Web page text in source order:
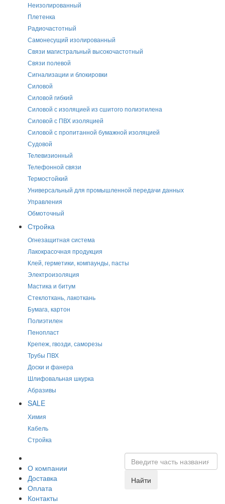
Неизолированный
Плетенка
Радиочастотный
Самонесущий изолированный
Связи магистральный высокочастотный
Связи полевой
Сигнализации и блокировки
Силовой
Силовой гибкий
Силовой с изоляцией из сшитого полиэтилена
Силовой с ПВХ изоляцией
Силовой с пропитанной бумажной изоляцией
Судовой
Телевизионный
Телефонной связи
Термостойкий
Универсальный для промышленной передачи данных
Управления
Обмоточный
Стройка
Огнезащитная система
Лакокрасочная продукция
Клей, герметики, компаунды, пасты
Электроизоляция
Мастика и битум
Стеклоткань, лакоткань
Бумага, картон
Полиэтилен
Пенопласт
Крепеж, гвозди, саморезы
Трубы ПВХ
Доски и фанера
Шлифовальная шкурка
Абразивы
SALE
Химия
Кабель
Стройка
О компании
Доставка
Оплата
Контакты
Найти